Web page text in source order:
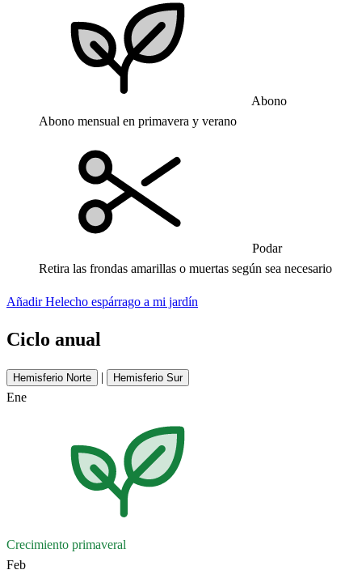
Abono
Abono mensual en primavera y verano
Podar
Retira las frondas amarillas o muertas según sea necesario
Añadir Helecho espárrago a mi jardín
Ciclo anual
Hemisferio Norte | Hemisferio Sur
Ene
Crecimiento primaveral
Feb